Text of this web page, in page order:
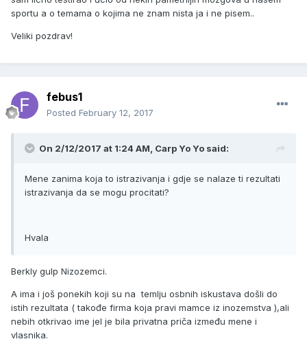
sportu a o temama o kojima ne znam nista ja i ne pisem..
Veliki pozdrav!
febus1
Posted February 12, 2017
On 2/12/2017 at 1:24 AM, Carp Yo Yo said:
Mene zanima koja to istrazivanja i gdje se nalaze ti rezultati
istrazivanja da se mogu procitati?
Hvala
Berkly gulp Nizozemci.
A ima i još ponekih koji su na temlju osbnih iskustava došli do
istih rezultata ( takođe firma koja pravi mamce iz inozemstva ),ali
nebih otkrivao ime jel je bila privatna priča između mene i
vlasnika.